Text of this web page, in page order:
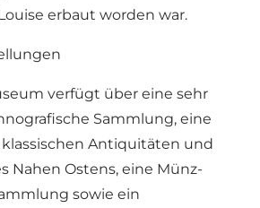
erbaut worden war.
verfügt über eine sehr
Sammlung, eine
Antiquitäten und
Nahen Ostens, eine Münz-
sowie ein